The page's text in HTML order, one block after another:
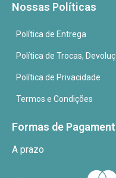
Nossas Políticas
Política de Entrega
Política de Trocas,
Política de Privacidade
Termos e Condições
Formas de
A prazo